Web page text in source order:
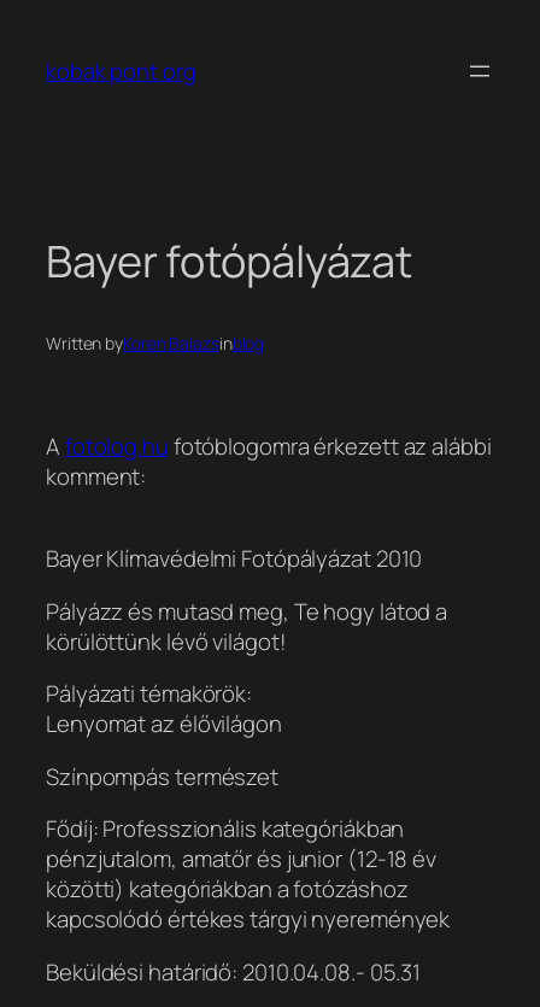
tartalomhoz
kobak pont org
Bayer fotópályázat
Written byKoren Balazsinblog
Afotolog.hufotóblogomra érkezett az alábbi
komment:
Bayer Klímavédelmi Fotópályázat 2010
Pályázz és mutasd meg, Te hogy látod a
körülöttünk lévő világot!
Pályázati témakörök:
Lenyomat az élővilágon
Színpompás természet
Fődíj: Professzionális kategóriákban
pénzjutalom, amatőr és junior (12-18 év
közötti) kategóriákban a fotózáshoz
kapcsolódó értékes tárgyi nyeremények
Beküldési határidő: 2010.04.08.- 05.31